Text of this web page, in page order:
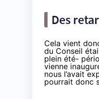
Des
Cela vient
du Conseil
plein été-
vienne
nous l’avait
pourrait donc